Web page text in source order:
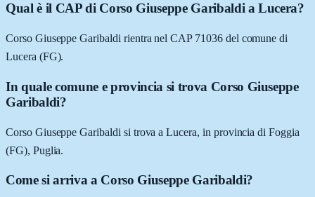
Qual è il CAP di Corso Giuseppe Garibaldi a Lucera?
Corso Giuseppe Garibaldi rientra nel CAP 71036 del comune di
Lucera (FG).
In quale comune e provincia si trova Corso Giuseppe
Garibaldi?
Corso Giuseppe Garibaldi si trova a Lucera, in provincia di Foggia
(FG), Puglia.
Come si arriva a Corso Giuseppe Garibaldi?